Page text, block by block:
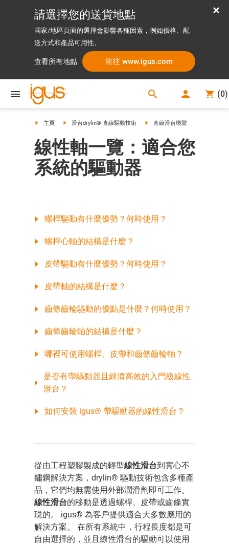
請選擇您的送貨地點
國家/地區頁面的選擇會影響各種因素，例如價格、配
送方式和產品可用性。
查看所有地點 前往 www.igus.com
search (0)
主頁 滑台drylin® 直線驅動技術 直線滑台概覽
線性軸一覽：適合您
系統的驅動器
螺桿驅動有什麼優勢？何時使用？
螺桿心軸的結構是什麼？
皮帶驅動有什麼優勢？何時使用？
皮帶軸的結構是什麼？
齒條齒輪驅動的優點是什麼？何時使用？
齒條齒輪軸的結構是什麼？
哪裡可使用螺桿、皮帶和齒條齒輪軸？
是否有帶驅動器且經濟高效的入門級線性
滑台？
如何安裝 igus® 帶驅動器的線性滑台？
從由工程塑膠製成的輕型線性滑台到實心不
鏽鋼解決方案，drylin® 驅動技術包含多種產
品，它們均無需使用外部潤滑劑即可工作。
線性滑台的移動是透過螺桿、皮帶或齒條實
現的。 igus® 為客戶提供適合大多數應用的
解決方案。 在所有系統中，行程長度都是可
自由選擇的，並且線性滑台的驅動可以使用